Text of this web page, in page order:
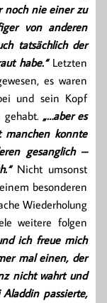
noch nie einer zu
von anderen
tatsächlich der
habe.“ Letzten
es waren
und sein Kopf
„…aber es
manchen konnte
gesanglich –
Nicht umsonst
besonderen
Wiederholung
weitere folgen
ich freue mich
mal einen, der
nicht wahrt und
passierte,